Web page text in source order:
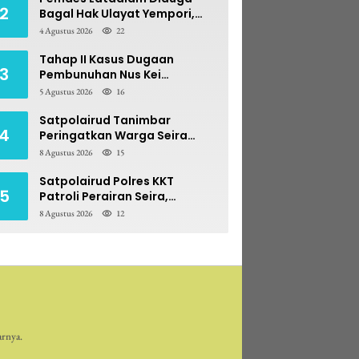
2
Bagal Hak Ulayat Yempori,
Prona BPN Terseret Bara
4 Agustus 2026 22
3
Tahap II Kasus Dugaan
Pembunuhan Nus Kei
Dilimpahkan ke PN Ambon
5 Agustus 2026 16
4
Satpolairud Tanimbar
Peringatkan Warga Seira
Blawat: Perebutan Hasil Laut
8 Agustus 2026 15
5
Satpolairud Polres KKT
Patroli Perairan Seira,
Antisipasi Konflik Nelayan
8 Agustus 2026 12